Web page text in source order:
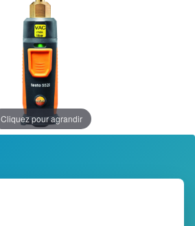
Cliquez pour agrandir